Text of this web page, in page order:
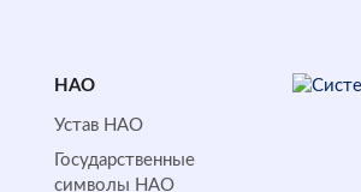
НАО
Устав НАО
Государственные
символы НАО